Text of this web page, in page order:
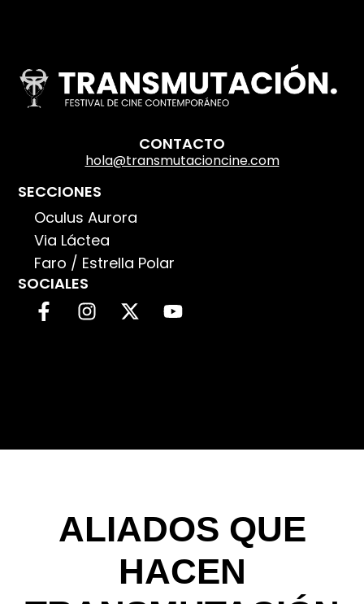
SECCIONES
Oculus Aurora
Via Láctea
Faro / Estrella Polar
CONTACTO
hola@transmutacioncine.com
SOCIALES
ALIADOS QUE
HACEN